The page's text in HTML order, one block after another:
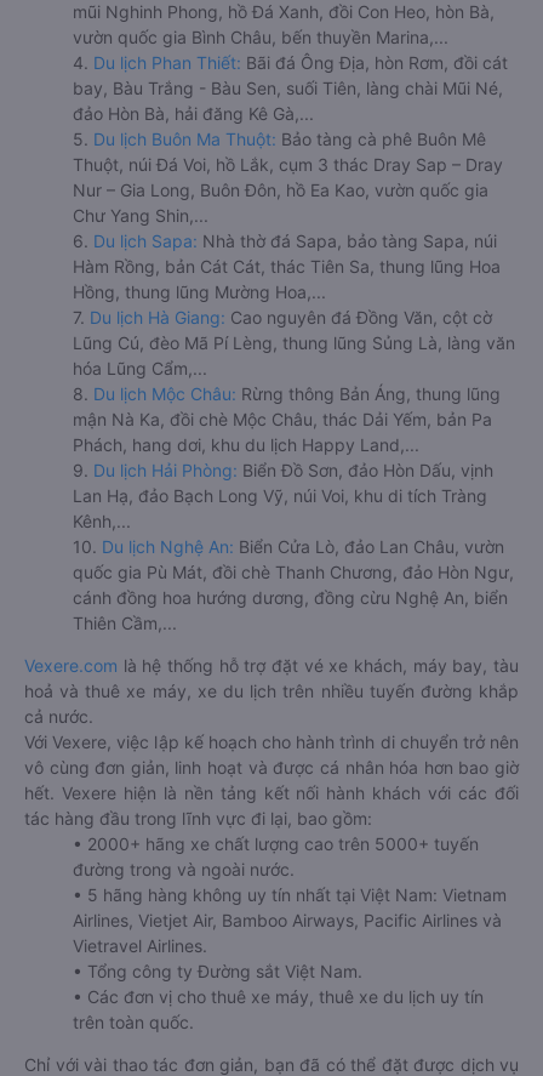
mũi Nghinh Phong, hồ Đá Xanh, đồi Con Heo, hòn Bà,
vườn quốc gia Bình Châu, bến thuyền Marina,...
4. Du lịch Phan Thiết: Bãi đá Ông Địa, hòn Rơm, đồi cát
bay, Bàu Trắng - Bàu Sen, suối Tiên, làng chài Mũi Né,
đảo Hòn Bà, hải đăng Kê Gà,...
5. Du lịch Buôn Ma Thuột: Bảo tàng cà phê Buôn Mê
Thuột, núi Đá Voi, hồ Lắk, cụm 3 thác Dray Sap – Dray
Nur – Gia Long, Buôn Đôn, hồ Ea Kao, vườn quốc gia
Chư Yang Shin,...
6. Du lịch Sapa: Nhà thờ đá Sapa, bảo tàng Sapa, núi
Hàm Rồng, bản Cát Cát, thác Tiên Sa, thung lũng Hoa
Hồng, thung lũng Mường Hoa,...
7. Du lịch Hà Giang: Cao nguyên đá Đồng Văn, cột cờ
Lũng Cú, đèo Mã Pí Lèng, thung lũng Sủng Là, làng văn
hóa Lũng Cẩm,...
8. Du lịch Mộc Châu: Rừng thông Bản Áng, thung lũng
mận Nà Ka, đồi chè Mộc Châu, thác Dải Yếm, bản Pa
Phách, hang dơi, khu du lịch Happy Land,...
9. Du lịch Hải Phòng: Biển Đồ Sơn, đảo Hòn Dấu, vịnh
Lan Hạ, đảo Bạch Long Vỹ, núi Voi, khu di tích Tràng
Kênh,...
10. Du lịch Nghệ An: Biển Cửa Lò, đảo Lan Châu, vườn
quốc gia Pù Mát, đồi chè Thanh Chương, đảo Hòn Ngư,
cánh đồng hoa hướng dương, đồng cừu Nghệ An, biển
Thiên Cầm,...
Vexere.com là hệ thống hỗ trợ đặt vé xe khách, máy bay, tàu
hoả và thuê xe máy, xe du lịch trên nhiều tuyến đường khắp
cả nước.
Với Vexere, việc lập kế hoạch cho hành trình di chuyển trở nên
vô cùng đơn giản, linh hoạt và được cá nhân hóa hơn bao giờ
hết. Vexere hiện là nền tảng kết nối hành khách với các đối
tác hàng đầu trong lĩnh vực đi lại, bao gồm:
• 2000+ hãng xe chất lượng cao trên 5000+ tuyến
đường trong và ngoài nước.
• 5 hãng hàng không uy tín nhất tại Việt Nam: Vietnam
Airlines, Vietjet Air, Bamboo Airways, Pacific Airlines và
Vietravel Airlines.
• Tổng công ty Đường sắt Việt Nam.
• Các đơn vị cho thuê xe máy, thuê xe du lịch uy tín
trên toàn quốc.
Chỉ với vài thao tác đơn giản, bạn đã có thể đặt được dịch vụ